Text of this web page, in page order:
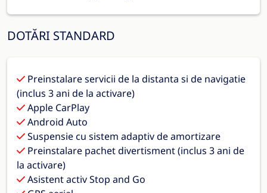
DOTĂRI STANDARD
Preinstalare servicii de la distanta si de navigatie
(inclus 3 ani de la activare)
Apple CarPlay
Android Auto
Suspensie cu sistem adaptiv de amortizare
Preinstalare pachet divertisment (inclus 3 ani de
la activare)
Asistent activ Stop and Go